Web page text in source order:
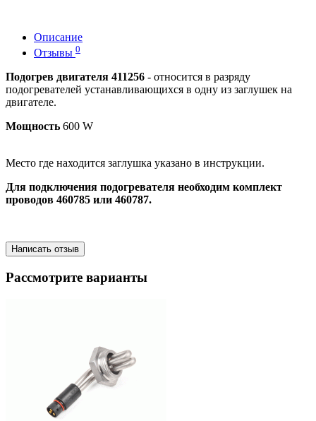
Описание
Отзывы 0
Подогрев двигателя 411256 - относится в разряду
подогревателей устанавливающихся в одну из заглушек на
двигателе.
Мощность 600 W
Место где находится заглушка указано в инструкции.
Для подключения подогревателя необходим комплект
проводов 460785 или 460787.
Написать отзыв
Рассмотрите варианты